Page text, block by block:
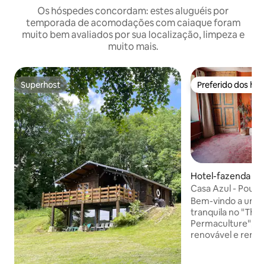
Os hóspedes concordam: estes aluguéis por
temporada de acomodações com caiaque foram
muito bem avaliados por sua localização, limpeza e
muito mais.
Superhost
Superhost Preferido dos
Preferido dos
Hotel-fazenda ⋅
ers
Casa Azul -
da floresta
Bem-vindo a uma
tranquila no "The
Permaculture",
renovável e